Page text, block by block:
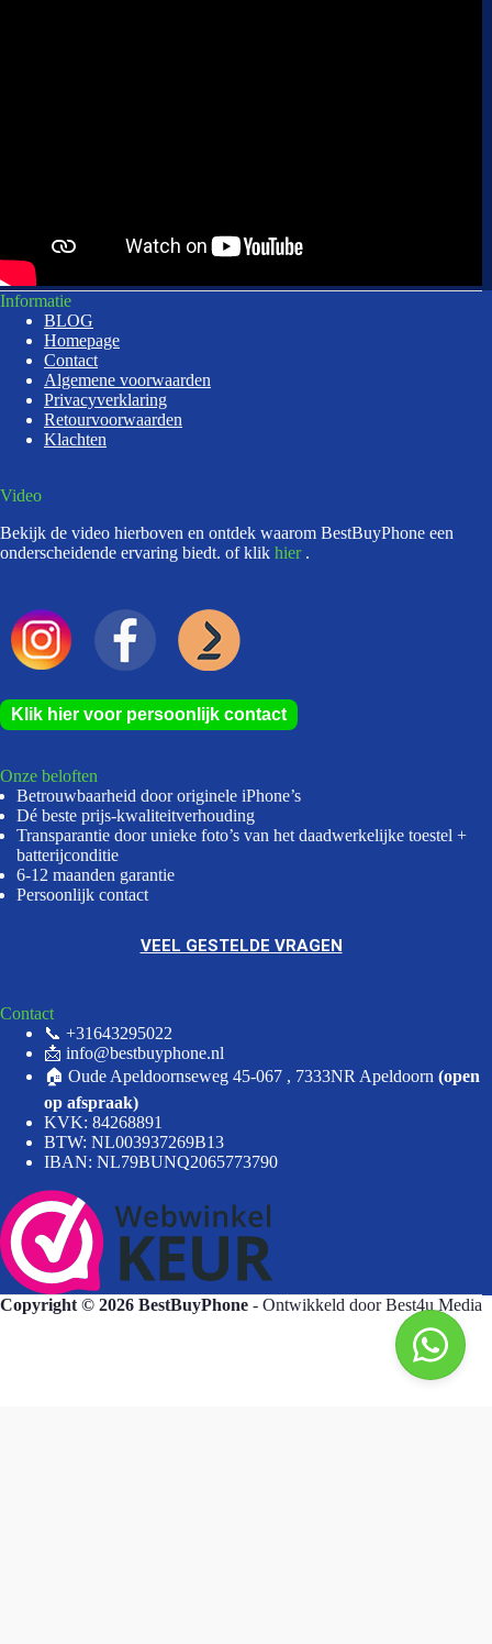
Informatie
BLOG
Homepage
Contact
Algemene voorwaarden
Privacyverklaring
Retourvoorwaarden
Klachten
Video
Bekijk de video hierboven en ontdek waarom BestBuyPhone een
onderscheidende ervaring biedt. of klik hier .
Klik hier voor persoonlijk contact
Onze beloften
Betrouwbaarheid door originele iPhone’s
Dé beste prijs-kwaliteitverhouding
Transparantie door unieke foto’s van het daadwerkelijke toestel +
batterijconditie
6-12 maanden garantie
Persoonlijk contact
VEEL GESTELDE VRAGEN
Contact
📞 +31643295022
📩 info@bestbuyphone.nl
🏠 Oude Apeldoornseweg 45-067 , 7333NR Apeldoorn (open
op afspraak)
KVK: 84268891
BTW: NL003937269B13
IBAN: NL79BUNQ2065773790
Copyright © 2026 BestBuyPhone - Ontwikkeld doorBest4u Media